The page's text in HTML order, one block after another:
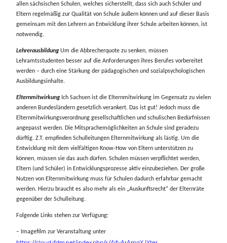
allen sächsischen Schulen, welches sicherstellt, dass sich auch Schüler und
Eltern regelmäßig zur Qualität von Schule äußern können und auf dieser Basis
gemeinsam mit den Lehrern an Entwicklung ihrer Schule arbeiten können, ist
notwendig.
LehrerausbildungUm die Abbrecherquote zu senken, müssen
Lehramtsstudenten besser auf die Anforderungen ihres Berufes vorbereitet
werden – durch eine Stärkung der pädagogischen und sozialpsychologischen
Ausbildungsinhalte.
ElternmitwirkungIch Sachsen ist die Elternmitwirkung im Gegensatz zu vielen
anderen Bundesländern gesetzlich verankert. Das ist gut! Jedoch muss die
Elternmitwirkungsverordnung gesellschaftlichen und schulischen Bedürfnissen
angepasst werden. Die Mitsprachemöglichkeiten an Schule sind geradezu
dürftig. Z.T. empfinden Schulleitungen Elternmitwirkung als lästig. Um die
Entwicklung mit dem vielfältigen Know-How von Eltern unterstützen zu
können, müssen sie das auch dürfen. Schulen müssen verpflichtet werden,
Eltern (und Schüler) in Entwicklungsprozesse aktiv einzubeziehen. Der große
Nutzen von Elternmitwirkung muss für Schulen dadurch erfahrbar gemacht
werden. Hierzu braucht es also mehr als ein „Auskunftsrecht“ der Elternräte
gegenüber der Schulleitung.
Folgende Links stehen zur Verfügung:
– Imagefilm zur Veranstaltung unter